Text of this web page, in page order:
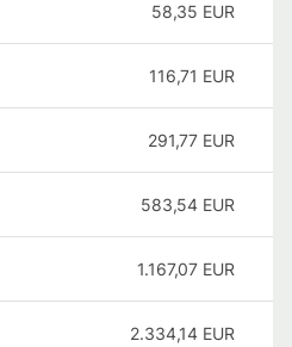
58,35 EUR
116,71 EUR
291,77 EUR
583,54 EUR
1.167,07 EUR
2.334,14 EUR